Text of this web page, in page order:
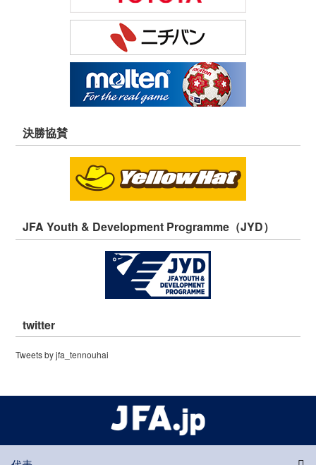
決勝協賛
JFA Youth & Development Programme（JYD）
twitter
Tweets by jfa_tennouhai